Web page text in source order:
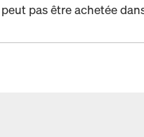
pas être achetée